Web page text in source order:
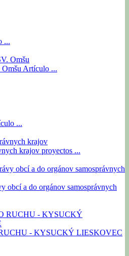
...
Artículo ...
...
krajov proyectos ...
obcí a do orgánov samosprávnych
- KYSUCKÝ LIESKOVEC